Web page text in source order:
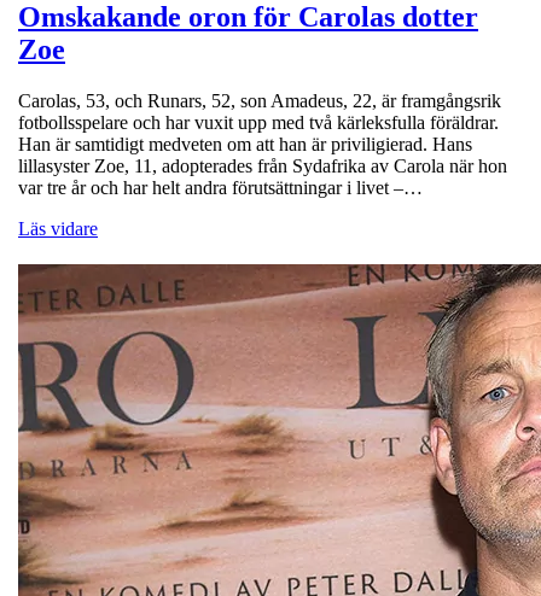
Omskakande oron för Carolas dotter
Zoe
Carolas, 53, och Runars, 52, son Amadeus, 22, är framgångsrik
fotbollsspelare och har vuxit upp med två kärleksfulla föräldrar.
Han är samtidigt medveten om att han är priviligierad. Hans
lillasyster Zoe, 11, adopterades från Sydafrika av Carola när hon
var tre år och har helt andra förutsättningar i livet –…
Läs vidare